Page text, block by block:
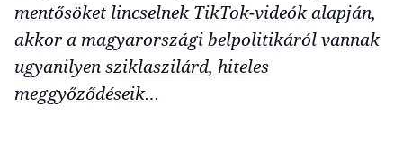
mentősöket lincselnek TikTok-videók alapján,
akkor a magyarországi belpolitikáról vannak
ugyanilyen sziklaszilárd, hiteles
meggyőződéseik…